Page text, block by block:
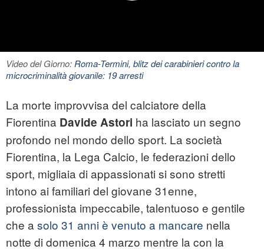
Video del Giorno:Roma-Termini, blitz dei carabinieri contro la
microcriminalità giovanile: 19 arresti
La morte improvvisa del calciatore della
Fiorentina Davide Astori ha lasciato un segno
profondo nel mondo dello sport. La società
Fiorentina, la Lega Calcio, le federazioni dello
sport, migliaia di appassionati si sono stretti
intono ai familiari del giovane 31enne,
professionista impeccabile, talentuoso e gentile
che a solo 31 anni è venuto a mancare nella
notte di domenica 4 marzo mentre la con la